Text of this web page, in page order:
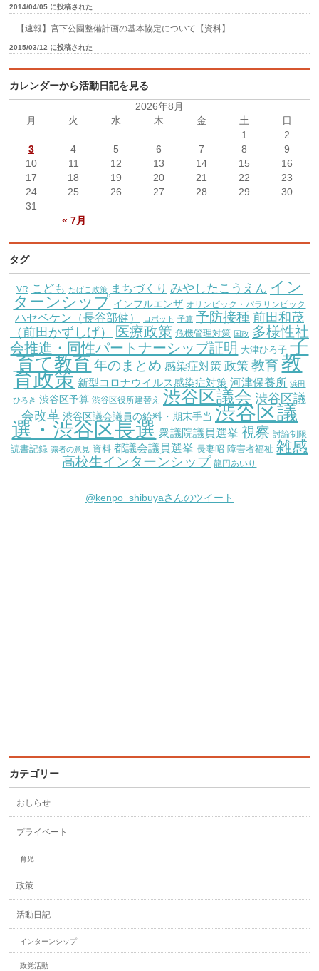
2014/04/05 に投稿された
【速報】宮下公園整備計画の基本協定について【資料】
2015/03/12 に投稿された
カレンダーから活動日記を見る
2026年8月
月
火 水 木 金 土 日
« 7月
1
2
3
4 5 6 7 8
9
10
11 12 13 14 15
16
17
18 19 20 21 22
23
24
25 26 27 28 29
30
31
タグ
VR こども たばこ政策 まちづくり みやしたこうえん イン
ターンシップ インフルエンザ オリンピック・パラリンピック
ハセベケン（長谷部健） ロボット 予算 予防接種 前田和茂
（前田かずしげ）
医療政策 危機管理対策 国政 多様性社
会推進・同性パートナーシップ証明 大津ひろ子 子
育て教育 年のまとめ 感染症対策 政策 教育 教
育政策 新型コロナウイルス感染症対策 河津保養所 浜田
ひろき 渋谷区予算 渋谷区役所建替え 渋谷区議会 渋谷区議
会改革 渋谷区議会議員の給料・期末手当 渋谷区議
選・渋谷区長選 衆議院議員選挙 視察 討論制限
読書記録 識者の意見 資料 都議会議員選挙 長妻昭 障害者福祉 雑感
高校生インターンシップ 龍円あいり
@kenpo_shibuyaさんのツイート
カテゴリー
おしらせ
プライベート
育児
政策
活動日記
インターンシップ
政党活動